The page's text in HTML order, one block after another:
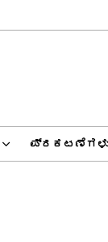
ಪ್ರಕಟಣೆಗಳು